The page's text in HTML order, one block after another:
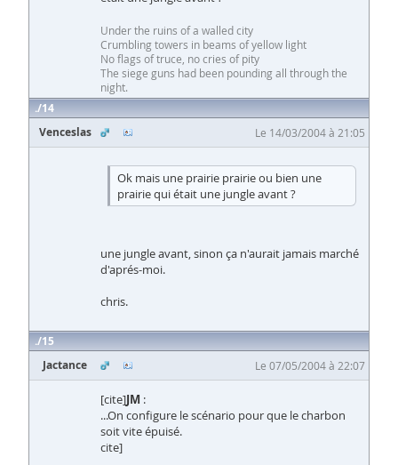
Under the ruins of a walled city
Crumbling towers in beams of yellow light
No flags of truce, no cries of pity
The siege guns had been pounding all through the
night.
14
Venceslas
Le 14/03/2004 à 21:05
Ok mais une prairie prairie ou bien une
prairie qui était une jungle avant ?
une jungle avant, sinon ça n'aurait jamais marché
d'aprés-moi.
chris.
15
Jactance
Le 07/05/2004 à 22:07
[cite]JM :
...On configure le scénario pour que le charbon
soit vite épuisé.
cite]